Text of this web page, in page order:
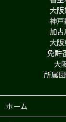
大
神戸
加
大
免許
大
所属
(
ホーム